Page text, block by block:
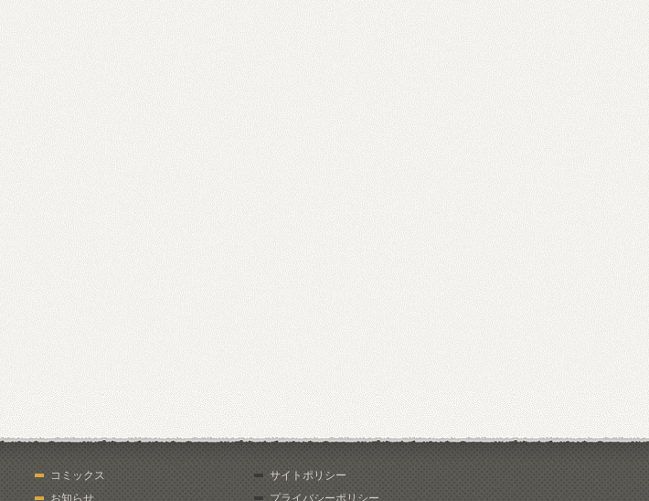
コミックス
お知らせ
サイトポリシー
プライバシーポリシー